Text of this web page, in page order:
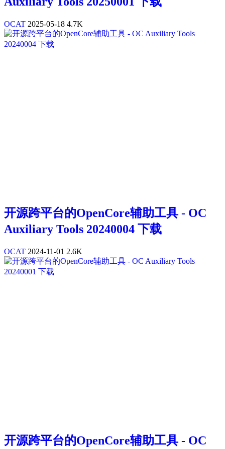
OCAT 2025-05-18 4.7K
开源跨平台的OpenCore辅助工具 - OC
Auxiliary Tools 20240004 下载
OCAT 2024-11-01 2.6K
开源跨平台的OpenCore辅助工具 - OC